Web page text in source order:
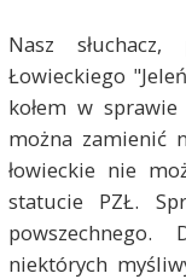
Nasz
Łowieckiego
kołem w
można zamienić
łowieckie nie
statucie PZŁ.
niektórych